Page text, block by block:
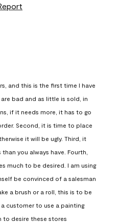
and this is the first time I have
bad and as little is sold, in
if it needs more, it has to go
Second, it is time to place
it will be ugly. Third, it
you always have. Fourth,
much to be desired. I am using
be convinced of a salesman
a brush or a roll, this is to be
customer to use a painting
to desire these stores